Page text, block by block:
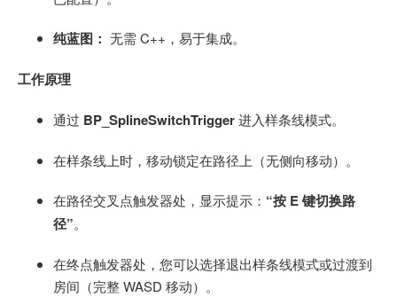
纯蓝图： 无需 C++，易于集成。
工作原理
通过 BP_SplineSwitchTrigger进入样条线模式。
在样条线上时，移动锁定在路径上（无侧向移动）。
在路径交叉点触发器处，显示提示： “按 E 键切换路
径”。
在终点触发器处，您可以选择退出样条线模式或过渡到
房间（完整 WASD 移动）。